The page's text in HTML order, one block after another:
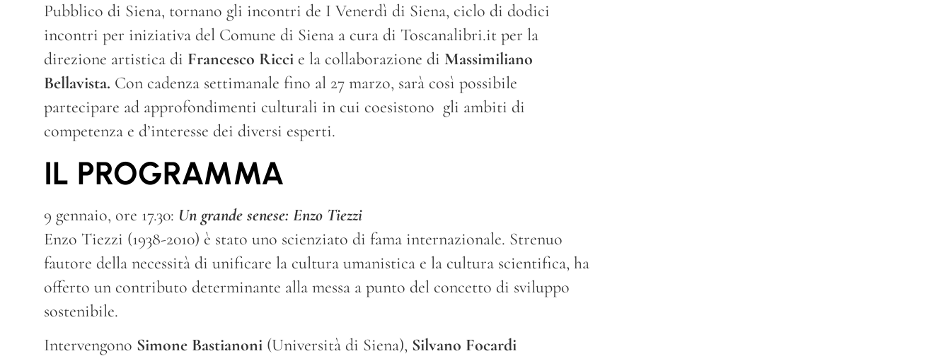
Pubblico di Siena, tornano gli incontri de I Venerdì di Siena, ciclo di dodici
incontri per iniziativa del Comune di Siena a cura di Toscanalibri.it per la
direzione artistica di Francesco Ricci e la collaborazione di Massimiliano
Bellavista. Con cadenza settimanale fino al 27 marzo, sarà così possibile
partecipare ad approfondimenti culturali in cui coesistono gli ambiti di
competenza e d’interesse dei diversi esperti.
IL PROGRAMMA
9 gennaio, ore 17.30: Un grande senese: Enzo Tiezzi
Enzo Tiezzi (1938-2010) è stato uno scienziato di fama internazionale. Strenuo
fautore della necessità di unificare la cultura umanistica e la cultura scientifica, ha
offerto un contributo determinante alla messa a punto del concetto di sviluppo
sostenibile.
Intervengono Simone Bastianoni (Università di Siena), Silvano Focardi